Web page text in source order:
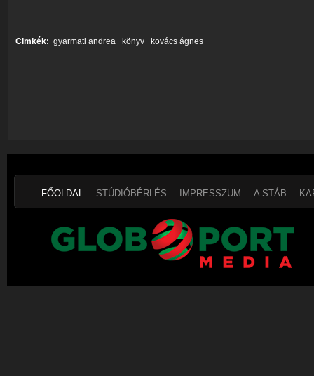
Cimkék: gyarmati andrea könyv kovács ágnes
FŐOLDAL STÚDIÓBÉRLÉS IMPRESSZUM A STÁB